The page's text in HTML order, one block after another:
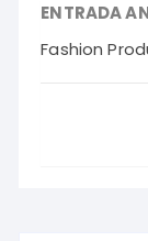
ENTRADA
Fashion